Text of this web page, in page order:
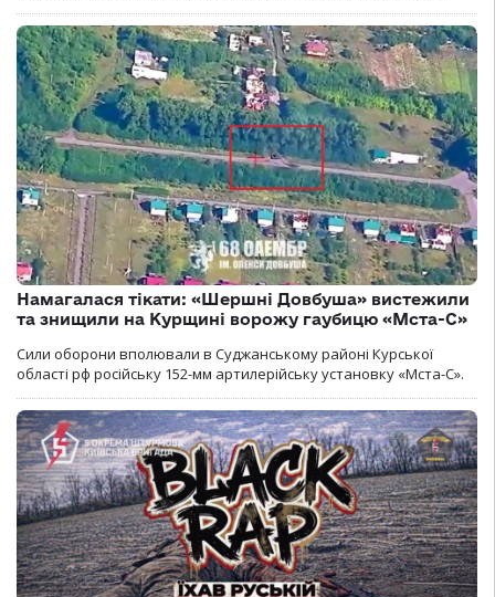
Намагалася тікати: «Шершні Довбуша» вистежили
та знищили на Курщині ворожу гаубицю «Мста-С»
Сили оборони вполювали в Суджанському районі Курської
області рф російську 152-мм артилерійську установку «Мста-С».